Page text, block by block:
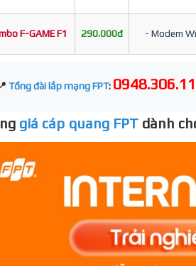
F-GAME F1 290.000đ - Modem
Tổng đài lắp mạng FPT:
giá cáp quang FPT dành